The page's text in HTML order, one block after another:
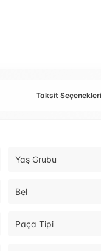
Taksit Seçenekleri
Yaş Grubu
Bel
Paça Tipi